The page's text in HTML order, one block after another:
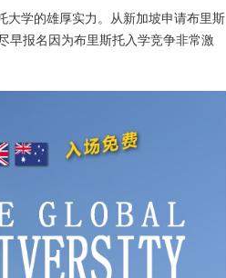
大学的雄厚实力。从新加坡申请布里斯
早报名因为布里斯托入学竞争非常激